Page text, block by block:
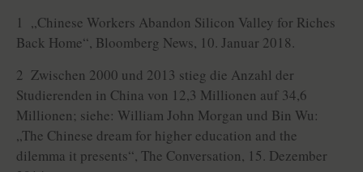
1 „Chinese Workers Abandon Silicon Valley for Riches
Back Home“, Bloomberg News, 10. Januar 2018.
2 Zwischen 2000 und 2013 stieg die Anzahl der
Studierenden in China von 12,3 Millionen auf 34,6
Millionen; siehe: William John Morgan und Bin Wu:
„The Chinese dream for higher education and the
dilemma it presents“, The Conversation, 15. Dezember